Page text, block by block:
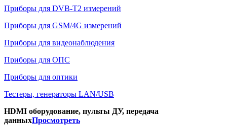
Приборы для DVB-T2 измерений
Приборы для GSM/4G измерений
Приборы для видеонаблюдения
Приборы для ОПС
Приборы для оптики
Тестеры, генераторы LAN/USB
HDMI оборудование, пульты ДУ, передача
данныхПросмотреть